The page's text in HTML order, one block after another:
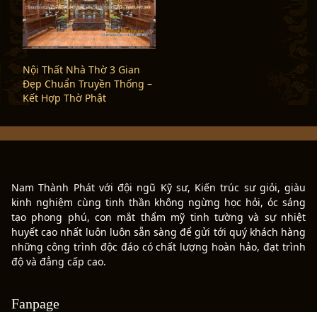
Nội Thất Nhà Thờ 3 Gian
Đẹp Chuẩn Truyền Thống –
Kết Hợp Thờ Phật
Nam Thành Phát với đội ngũ Kỹ sư, Kiến trúc sư giỏi, giàu
kinh nghiệm cùng tinh thần không ngừng học hỏi, óc sáng
tạo phong phú, con mắt thẩm mỹ tinh tường và sự nhiệt
huyết cao nhất luôn luôn sẵn sàng để gửi tới quý khách hàng
những công trình độc đáo có chất lượng hoàn hảo, đạt trình
độ và đẳng cấp cao.
Fanpage